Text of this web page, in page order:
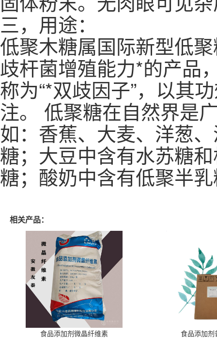
三，用途：
低聚木糖属国际新型低
歧杆菌增殖能力*的产品
称为“*双歧因子”，以其
注。 低聚糖在自然界是
如：香蕉、大麦、洋葱
糖；大豆中含有水苏糖
糖；酸奶中含有低聚半
相关产品：
食品添加剂微晶纤维素 食品添加剂